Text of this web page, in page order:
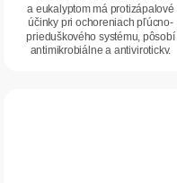
a eukalyptom má protizápalové
účinky pri ochoreniach pľúcno-
prieduškového systému, pôsobí
antimikrobiálne a antiviroticky,